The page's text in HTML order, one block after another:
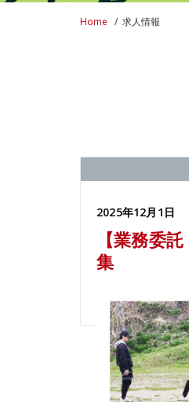
Home / 求人情報
2025年12月1日
【業務委
集